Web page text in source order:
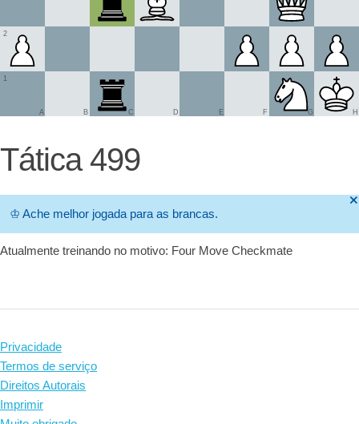
1
2
A B C D E F G H
Tática 499
🞫
♔ Ache melhor jogada para as brancas.
Atualmente treinando no motivo: Four Move Checkmate
Privacidade
Termos de serviço
Direitos Autorais
Imprimir